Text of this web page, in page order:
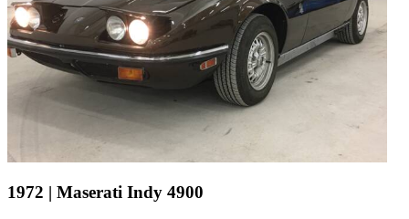
1972 | Maserati Indy 4900